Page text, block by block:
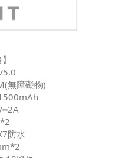
無障礙物)
防水